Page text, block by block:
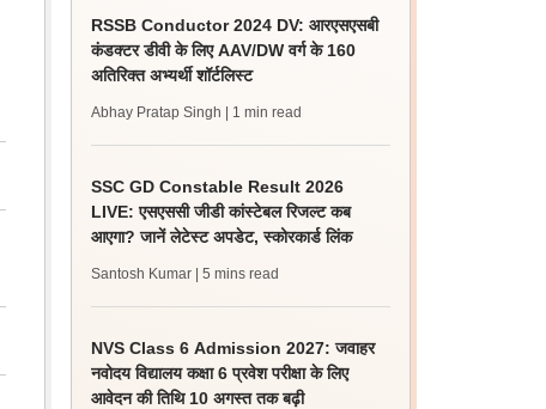
RSSB Conductor 2024 DV: आरएसएसबी
कंडक्टर डीवी के लिए AAV/DW वर्ग के 160
अतिरिक्त अभ्यर्थी शॉर्टलिस्ट
Abhay Pratap Singh | 1 min read
SSC GD Constable Result 2026
LIVE: एसएससी जीडी कांस्टेबल रिजल्ट कब
आएगा? जानें लेटेस्ट अपडेट, स्कोरकार्ड लिंक
Santosh Kumar | 5 mins read
NVS Class 6 Admission 2027: जवाहर
नवोदय विद्यालय कक्षा 6 प्रवेश परीक्षा के लिए
आवेदन की तिथि 10 अगस्त तक बढ़ी